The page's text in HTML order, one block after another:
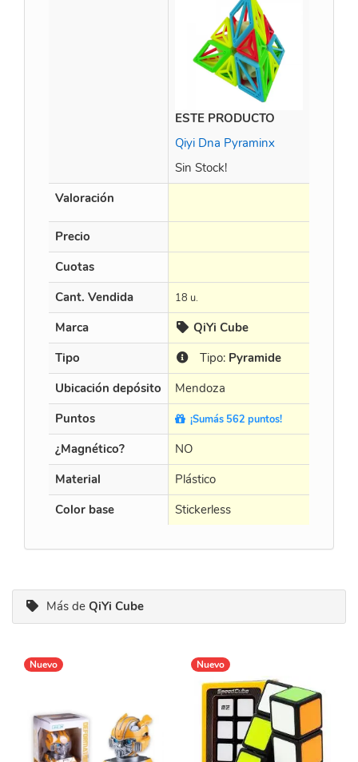
ESTE PRODUCTO
Qiyi Dna Pyraminx
Sin Stock!
Valoración
Precio
Cuotas
Cant. Vendida 18 u.
Marca QiYi Cube
Tipo
Tipo: Pyramide
Ubicación depósito
Mendoza
Puntos
¡Sumás 562 puntos!
¿Magnético? NO
Material
Plástico
Color base
Stickerless
Más de QiYi Cube
Nuevo Nuevo